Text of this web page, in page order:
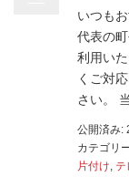
いつも
代表の
利用い
くご対
さい。
公開済み:
カテゴリ
片付け, テ